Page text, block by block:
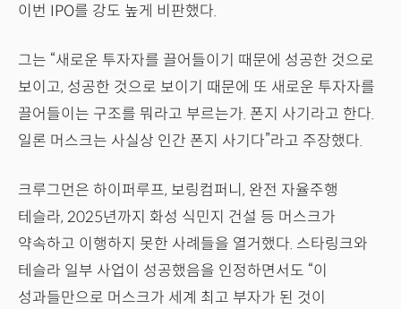
이번 IPO를 강도 높게 비판했다.
그는 “새로운 투자자를 끌어들이기 때문에 성공한 것으로
보이고, 성공한 것으로 보이기 때문에 또 새로운 투자자를
끌어들이는 구조를 뭐라고 부르는가. 폰지 사기라고 한다.
일론 머스크는 사실상 인간 폰지 사기다”라고 주장했다.
크루그먼은 하이퍼루프, 보링컴퍼니, 완전 자율주행
테슬라, 2025년까지 화성 식민지 건설 등 머스크가
약속하고 이행하지 못한 사례들을 열거했다. 스타링크와
테슬라 일부 사업이 성공했음을 인정하면서도 “이
성과들만으로 머스크가 세계 최고 부자가 된 것이